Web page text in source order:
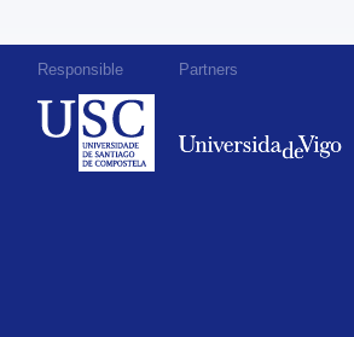
Responsible Partners